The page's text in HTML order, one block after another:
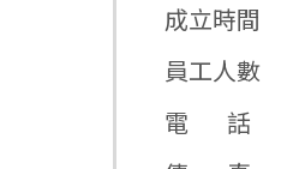
成立時間
員工人數
電 話